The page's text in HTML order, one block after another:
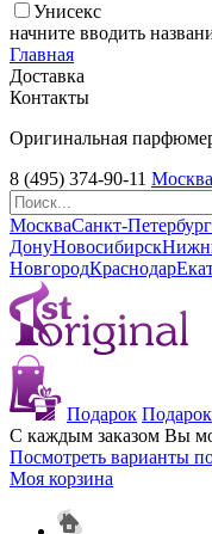
Унисекс
начните вводить
Главная
Доставка
Контакты
Оригинальная
8 (495) 374-90-11 Москва
МоскваСанкт-Петербург
ДонуНовосибирск
НовгородКраснодар
Подарок Подарок
С каждым заказом Вы
Посмотреть варианты
Моя корзина